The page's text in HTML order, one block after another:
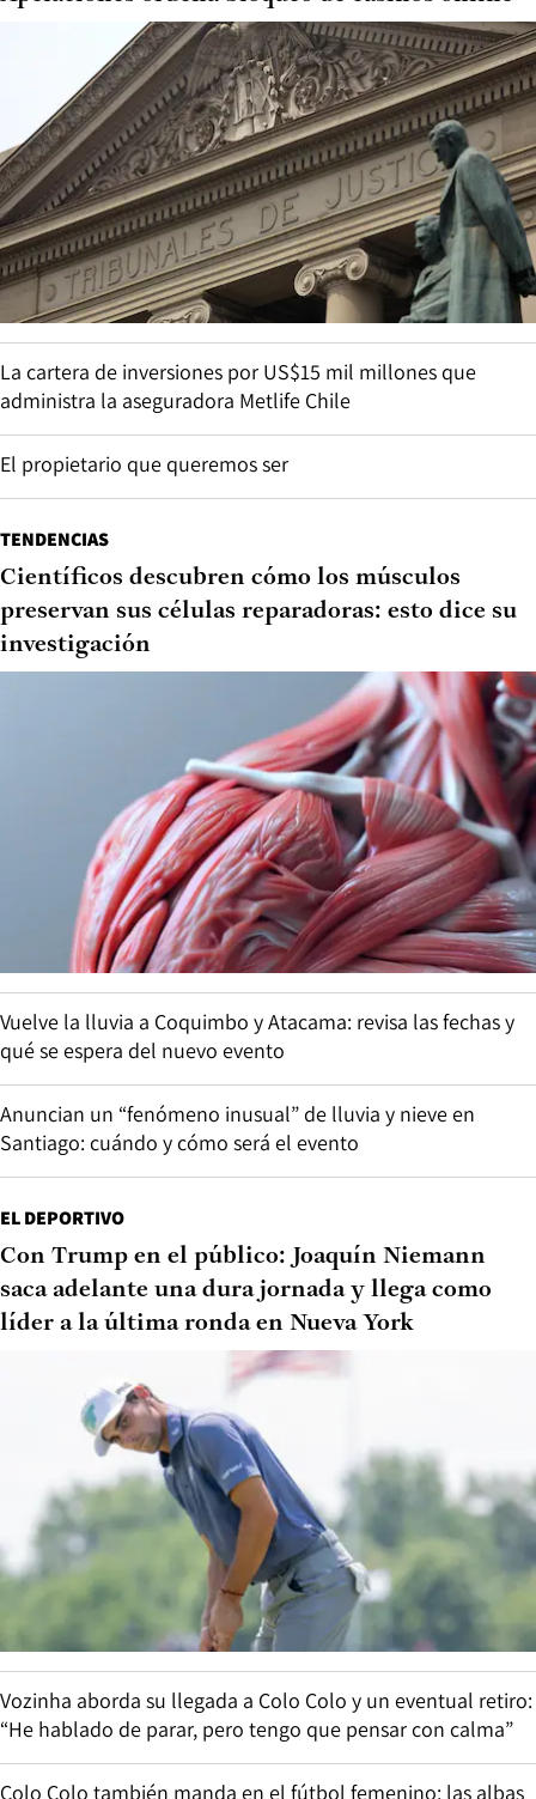
La cartera de inversiones por US$15 mil millones que
administra la aseguradora Metlife Chile
El propietario que queremos ser
TENDENCIAS
Científicos descubren cómo los músculos
preservan sus células reparadoras: esto dice su
investigación
Vuelve la lluvia a Coquimbo y Atacama: revisa las fechas y
qué se espera del nuevo evento
Anuncian un “fenómeno inusual” de lluvia y nieve en
Santiago: cuándo y cómo será el evento
EL DEPORTIVO
Con Trump en el público: Joaquín Niemann
saca adelante una dura jornada y llega como
líder a la última ronda en Nueva York
Vozinha aborda su llegada a Colo Colo y un eventual retiro:
“He hablado de parar, pero tengo que pensar con calma”
Colo Colo también manda en el fútbol femenino: las albas